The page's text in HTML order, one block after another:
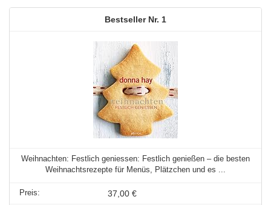
1
Weihnachten: Festlich geniessen: Festlich genießen – die besten
Weihnachtsrezepte für Menüs, Plätzchen und es ...
37,00 €